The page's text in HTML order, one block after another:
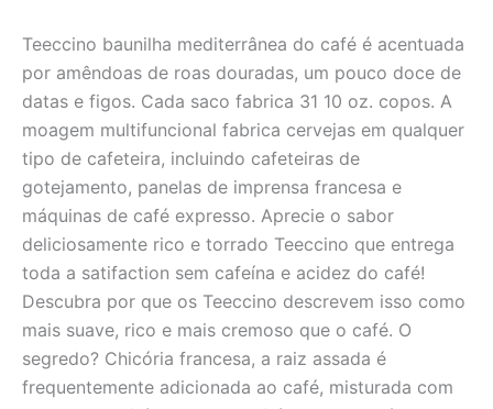
Teeccino baunilha mediterrânea do café é acentuada
por amêndoas de roas douradas, um pouco doce de
datas e figos. Cada saco fabrica 31 10 oz. copos. A
moagem multifuncional fabrica cervejas em qualquer
tipo de cafeteira, incluindo cafeteiras de
gotejamento, panelas de imprensa francesa e
máquinas de café expresso. Aprecie o sabor
deliciosamente rico e torrado Teeccino que entrega
toda a satifaction sem cafeína e acidez do café!
Descubra por que os Teeccino descrevem isso como
mais suave, rico e mais cremoso que o café. O
segredo? Chicória francesa, a raiz assada é
frequentemente adicionada ao café, misturada com